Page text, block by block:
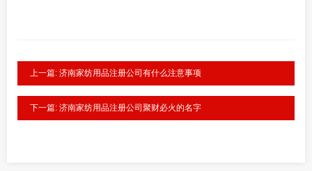
上一篇: 济南家纺用品注册公司有什么注意事项
下一篇: 济南家纺用品注册公司聚财必火的名字